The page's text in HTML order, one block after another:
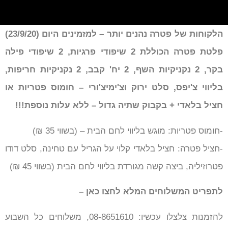
הלקוחות של פטרה נהנים יותר – למזמינים היום (23/9/20)
פלטת פטרה הכוללת 2 שיפודי פרגיות, 2 שיפודי פילה
בקר, 2 נקניקיות השף, 2 יח' קבב, 2 נקניקיות חריפות,
בליווי צ'יפס, סלט ירוק וצ'ימיצ'ורי – חומוס פטריות או
חציל בלאדי + בקבוק שתיה גדול – ללא עלות נוספת!!!
-חומוס פטריות: מוגש בליווי לחם הבית – (בשווי 35 ₪)
-חציל פטרה: חציל בלאדי קלוי על הגריל עם טחינה, סלט דודו
פטרוזיליה, ביצה קשה מגורדת בליווי לחם הבית (בשווי 45 ₪)
לתפריט המשלוחים המלא לחצו כאן –
להזמנות צלצלו עכשיו: 08-8651610, משלוחים כל השבוע